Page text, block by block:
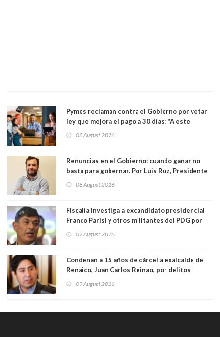
Pymes reclaman contra el Gobierno por vetar
ley que mejora el pago a 30 días: "A este
medianas empresas"
08 August 2026
Renuncias en el Gobierno: cuando ganar no
basta para gobernar. Por Luis Ruz, Presidente
08 August 2026
Fiscalía investiga a excandidato presidencial
Franco Parisi y otros militantes del PDG por
07 August 2026
Condenan a 15 años de cárcel a exalcalde de
Renaico, Juan Carlos Reinao, por delitos
07 August 2026